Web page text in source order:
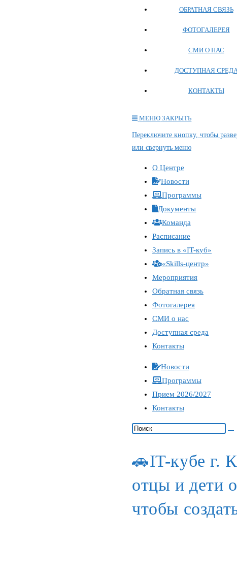
ОБРАТНАЯ СВЯЗЬ
ФОТОГАЛЕРЕЯ
СМИ О НАС
ДОСТУПНАЯ
КОНТАКТЫ
МЕНЮ ЗАКРЫТЬ
Переключите кнопку, чтобы
или свернуть меню
О Центре
Новости
Программы
Документы
Команда
Расписание
Запись в «IT-куб»
«Skills-центр»
Мероприятия
Обратная связь
Фотогалерея
СМИ о нас
Доступная среда
Контакты
Новости
Программы
Прием 2026/2027
Контакты
🚗IT-кубе г.
отцы и дети
чтобы